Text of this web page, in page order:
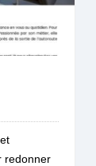
redonner